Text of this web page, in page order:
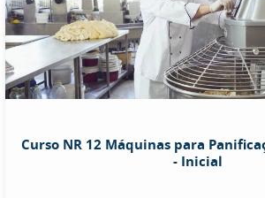
Curso NR 12 Máquinas para
- Inicial